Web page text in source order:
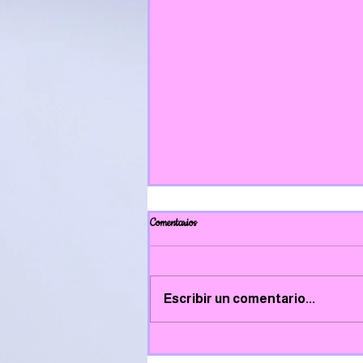
Comentarios
Escribir un comentario...